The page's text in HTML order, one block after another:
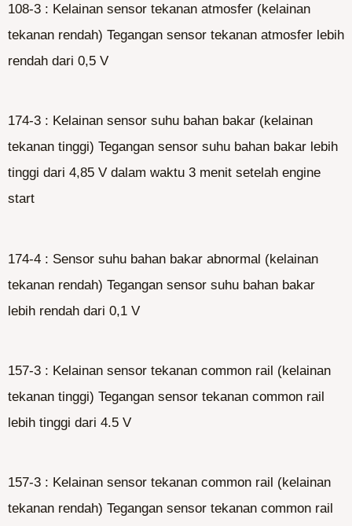
108-3 : Kelainan sensor tekanan atmosfer (kelainan
tekanan rendah) Tegangan sensor tekanan atmosfer lebih
rendah dari 0,5 V
174-3 : Kelainan sensor suhu bahan bakar (kelainan
tekanan tinggi) Tegangan sensor suhu bahan bakar lebih
tinggi dari 4,85 V dalam waktu 3 menit setelah engine
start
174-4 : Sensor suhu bahan bakar abnormal (kelainan
tekanan rendah) Tegangan sensor suhu bahan bakar
lebih rendah dari 0,1 V
157-3 : Kelainan sensor tekanan common rail (kelainan
tekanan tinggi) Tegangan sensor tekanan common rail
lebih tinggi dari 4.5 V
157-3 : Kelainan sensor tekanan common rail (kelainan
tekanan rendah) Tegangan sensor tekanan common rail